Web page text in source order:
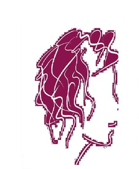
Ημερήσιας
Φροντίδας
Ηλικιωμένων
(Κ.Η.Φ.Η.)
Κ.Δ.Α.Π.Α.μεΑ.
Αδειοδότηση
&
Έλεγχος
Βρεφονηπιακών
Σταθμών